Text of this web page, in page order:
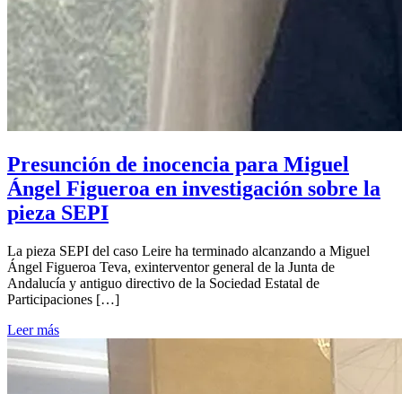
Presunción de inocencia para Miguel
Ángel Figueroa en investigación sobre la
pieza SEPI
La pieza SEPI del caso Leire ha terminado alcanzando a Miguel
Ángel Figueroa Teva, exinterventor general de la Junta de
Andalucía y antiguo directivo de la Sociedad Estatal de
Participaciones […]
Leer más